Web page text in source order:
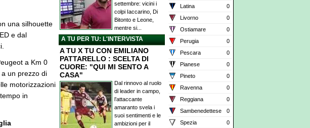
una silhouette
e dal
a Km 0
un prezzo di
motorizzazioni
in
settembre: vicini i
colpi Iaccarino, Di
Bitonto e Leone,
mentre si...
A TU PER TU: L'INTERVISTA
A TU X TU CON EMILIANO
PATTARELLO : SCELTA DI
CUORE: "QUI MI SENTO A
CASA"
Dal rinnovo al ruolo
di leader in campo,
l’attaccante
amaranto svela i
suoi sentimenti e le
ambizioni per il
Latina
0
Livorno
0
Ostiamare
0
Perugia
0
Pescara
0
Pianese
0
Pineto
0
Ravenna
0
Reggiana
0
Sambenedettese
0
Spezia
0